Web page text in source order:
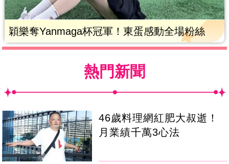
穎樂奪Yanmaga杯冠軍！東蛋感動全場粉絲
熱門新聞
46歲料理網紅肥大叔逝！
月業績千萬3心法